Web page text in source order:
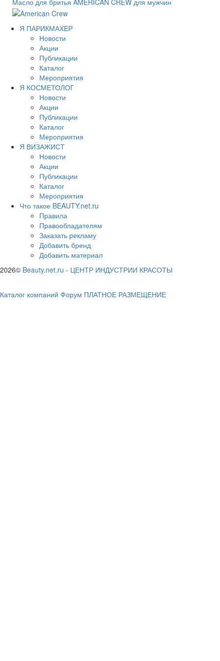
Масло для бритья AMERICAN CREW для мужчин
Я ПАРИКМАХЕР
Новости
Акции
Публикации
Каталог
Мероприятия
Я КОСМЕТОЛОГ
Новости
Акции
Публикации
Каталог
Мероприятия
Я ВИЗАЖИСТ
Новости
Акции
Публикации
Каталог
Мероприятия
Что такое BEAUTY.net.ru
Правила
Правообладателям
Заказать рекламу
Добавить бренд
Добавить материал
2026© Beauty.net.ru - ЦЕНТР ИНДУСТРИИ КРАСОТЫ
Каталог компаний Форум ПЛАТНОЕ РАЗМЕЩЕНИЕ